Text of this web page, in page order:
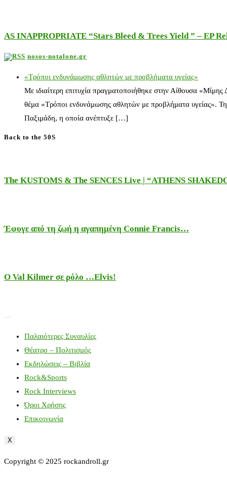
AS INAPPROPRIATE “Stars Bleed & Trees Yield ” – EP
nosos-notalone.gr
«Τρόποι ενδυνάμωσης αθλητών με προβλήματα υγείας»
Με ιδιαίτερη επιτυχία πραγματοποιήθηκε στην Αίθουσα
θέμα «Τρόποι ενδυνάμωσης αθλητών με προβλήματα υγείας».
Παξιμάδη, η οποία ανέπτυξε […]
Back to the 50S
The KUSTOMS & The SENCES Live | “ATHENS
Έφυγε από τη ζωή η αγαπημένη Connie Francis…
Ο Val Kilmer σε ρόλο …Elvis!
Παλαιότερες Συναυλίες
Θέατρο – Πολιτισμός
Εκδηλώσεις – Βιβλία
Rock&Sports
Rock Interviews
Όροι Χρήσης
Επικοινωνία
X
Copyright © 2025 rockandroll.gr